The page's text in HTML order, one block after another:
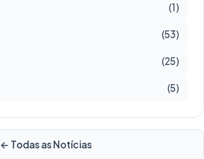
(1)
(53)
(25)
(5)
← Todas as Notícias